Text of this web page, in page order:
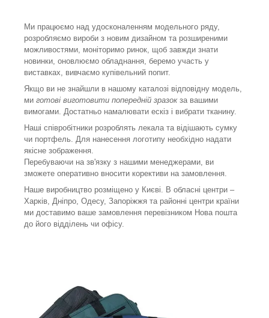
Ми працюємо над удосконаленням модельного ряду,
розробляємо вироби з новим дизайном та розширеними
можливостями, моніторимо ринок, щоб завжди знати
новинки, оновлюємо обладнання, беремо участь у
виставках, вивчаємо купівельний попит.
Якщо ви не знайшли в нашому каталозі відповідну модель,
ми готові виготовити попередній зразокза вашими
вимогами. Достатньо намалювати ескіз і вибрати тканину.
Наші співробітники розроблять лекала та відішають сумку
чи портфель. Для нанесення логотипу необхідно надати
якісне зображення.
Перебуваючи на зв'язку з нашими менеджерами, ви
зможете оперативно вносити корективи на замовлення.
Наше виробництво розміщено у Києві. В обласні центри –
Харків, Дніпро, Одесу, Запоріжжя та районні центри країни
ми доставимо ваше замовлення перевізником Нова пошта
до його відділень чи офісу.